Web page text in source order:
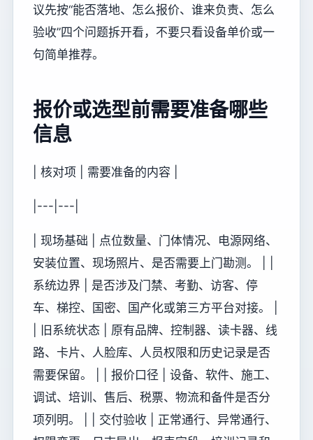
议先按“能否落地、怎么报价、谁来负责、怎么
验收”四个问题拆开看，不要只看设备单价或一
句简单推荐。
报价或选型前需要准备哪些
信息
| 核对项 | 需要准备的内容 |
|---|---|
| 现场基础 | 点位数量、门体情况、电源网络、
安装位置、现场照片、是否需要上门勘测。 | |
系统边界 | 是否涉及门禁、考勤、访客、停
车、梯控、国密、国产化或第三方平台对接。 |
| 旧系统状态 | 原有品牌、控制器、读卡器、线
路、卡片、人脸库、人员权限和历史记录是否
需要保留。 | | 报价口径 | 设备、软件、施工、
调试、培训、售后、税票、物流和备件是否分
项列明。 | | 交付验收 | 正常通行、异常通行、